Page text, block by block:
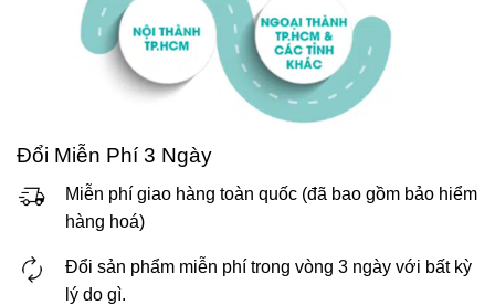
Đổi Miễn Phí 3 Ngày
Miễn phí giao hàng toàn quốc (đã bao gồm bảo hiểm
hàng hoá)
Đổi sản phẩm miễn phí trong vòng 3 ngày với bất kỳ
lý do gì.